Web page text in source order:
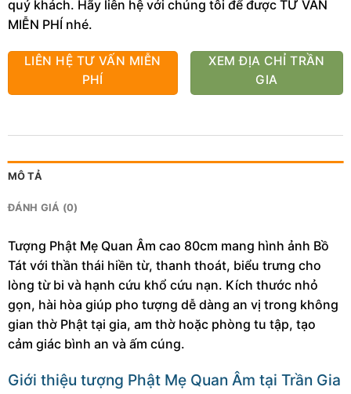
quý khách. Hãy liên hệ với chúng tôi để được TƯ VẤN
MIỄN PHÍ nhé.
LIÊN HỆ TƯ VẤN MIỄN
PHÍ
XEM ĐỊA CHỈ TRẦN
GIA
MÔ TẢ
ĐÁNH GIÁ (0)
Tượng Phật Mẹ Quan Âm cao 80cm mang hình ảnh Bồ
Tát với thần thái hiền từ, thanh thoát, biểu trưng cho
lòng từ bi và hạnh cứu khổ cứu nạn. Kích thước nhỏ
gọn, hài hòa giúp pho tượng dễ dàng an vị trong không
gian thờ Phật tại gia, am thờ hoặc phòng tu tập, tạo
cảm giác bình an và ấm cúng.
Giới thiệu tượng Phật Mẹ Quan Âm tại Trần Gia